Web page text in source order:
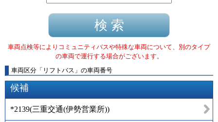
車両点検等によりコミュニティバスや特殊な車両について、別のタイプ
の車両で運行する場合がございます。
車両区分 「 リフトバス 」 の車両番号
候補
*2139(三重交通(伊勢営業所))